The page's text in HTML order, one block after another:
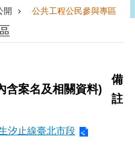
開 公共工程公民參與專區
含案名及相關資料)
備
註
汐止線臺北市段